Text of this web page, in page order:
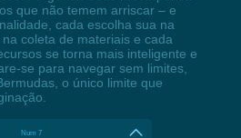
que não temem arriscar – e
cada escolha sua na
coleta de materiais e cada
se torna mais inteligente e
se para navegar sem limites,
o único limite que
Num 7